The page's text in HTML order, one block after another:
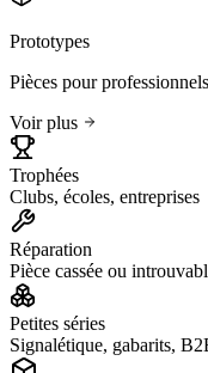
Prototypes
Pièces pour
Voir plus
Trophées
Clubs, écoles, entreprises
Réparation
Pièce cassée ou
Petites séries
Signalétique, gabarits,